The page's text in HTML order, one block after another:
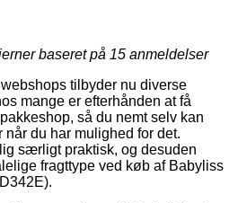
baseret på 15 anmeldelser
tilbyder nu diverse
mange er efterhånden at få
så du nemt selv kan
når du har mulighed for det.
særligt praktisk, og desuden
fragttype ved køb af Babyliss